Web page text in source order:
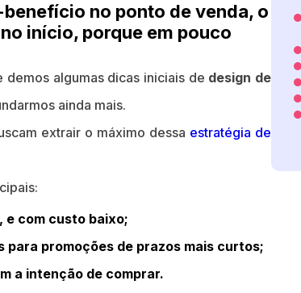
no ponto de venda, o
início, porque em pouco
algumas dicas iniciais de design de
ainda mais.
extrair o máximo dessa estratégia de
e com custo baixo;
promoções de prazos mais curtos;
a intenção de comprar.